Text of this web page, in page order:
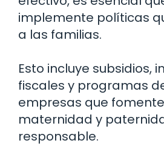
implemente políticas
a las familias.
Esto incluye subsidios,
fiscales y programas
empresas que
maternidad y
responsable.